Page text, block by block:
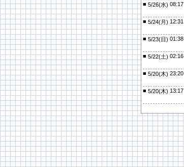
■ 5/26(水) 08:17
■ 5/24(月) 12:31
■ 5/23(日) 01:38
■ 5/22(土) 02:16
■ 5/20(木) 23:20
■ 5/20(木) 13:17